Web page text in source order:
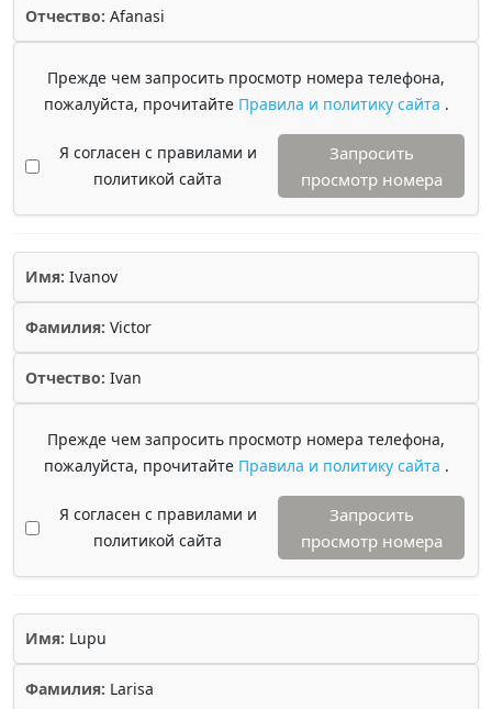
Отчество: Afanasi
Прежде чем запросить просмотр номера телефона,
пожалуйста, прочитайте Правила и политику сайта .
Я согласен с правилами и
политикой сайта
Запросить
просмотр номера
Имя: Ivanov
Фамилия: Victor
Отчество: Ivan
Прежде чем запросить просмотр номера телефона,
пожалуйста, прочитайте Правила и политику сайта .
Я согласен с правилами и
политикой сайта
Запросить
просмотр номера
Имя: Lupu
Фамилия: Larisa